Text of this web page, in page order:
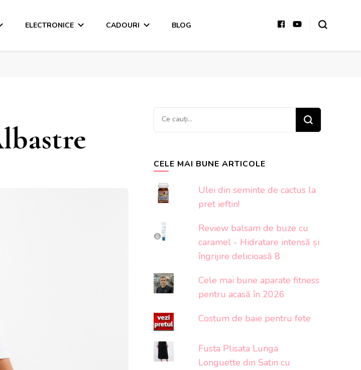
ELECTRONICE CADOURI BLOG
Cauți
ceva?
CELE MAI BUNE ARTICOLE
Ulei din seminte de cactus la
pret ieftin!
Review balsam de buze cu
caramel - Hidratare intensă și
îngrijire delicioasă 8
Cele mai bune aparate fitness
pentru acasă în 2026
Costum de baie pentru fete
Fusta Plisata Lunga
Longuette din Satin cu